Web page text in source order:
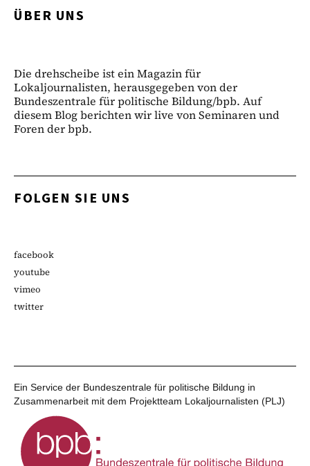
ÜBER UNS
Die drehscheibe ist ein Magazin für
Lokaljournalisten, herausgegeben von der
Bundeszentrale für politische Bildung/bpb. Auf
diesem Blog berichten wir live von Seminaren und
Foren der bpb.
FOLGEN SIE UNS
facebook
youtube
vimeo
twitter
Ein Service der Bundeszentrale für politische Bildung in
Zusammenarbeit mit dem Projektteam Lokaljournalisten (PLJ)